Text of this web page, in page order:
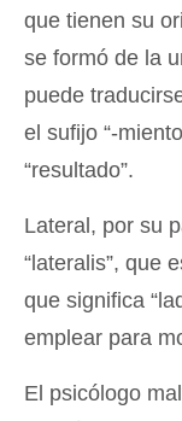
que tienen su
se formó de la
puede
el sufijo “-
“resultado”.
Lateral, por su
“lateralis”, que
que significa
emplear para
El psicólogo